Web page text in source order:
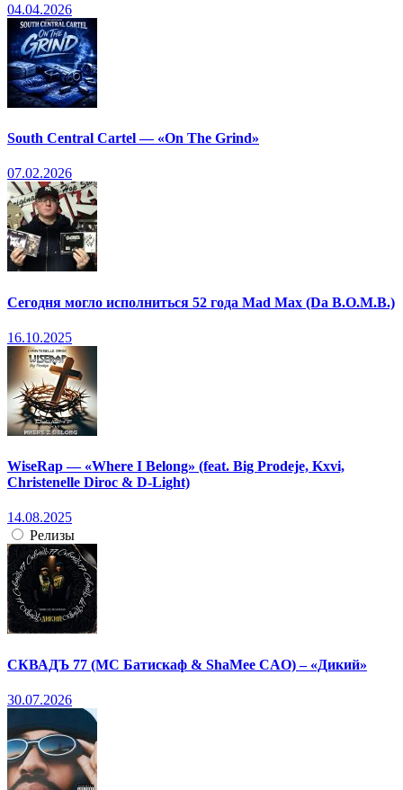
04.04.2026
South Central Cartel — «On The Grind»
07.02.2026
Сегодня могло исполниться 52 года Mad Max (Da B.O.M.B.)
16.10.2025
WiseRap — «Where I Belong» (feat. Big Prodeje, Kxvi,
Christenelle Diroc & D-Light)
14.08.2025
Релизы
СКВАДЪ 77 (МС Батискаф & ShaMee CAO) – «Дикий»
30.07.2026